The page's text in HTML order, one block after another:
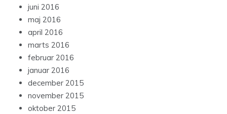
juni 2016
maj 2016
april 2016
marts 2016
februar 2016
januar 2016
december 2015
november 2015
oktober 2015